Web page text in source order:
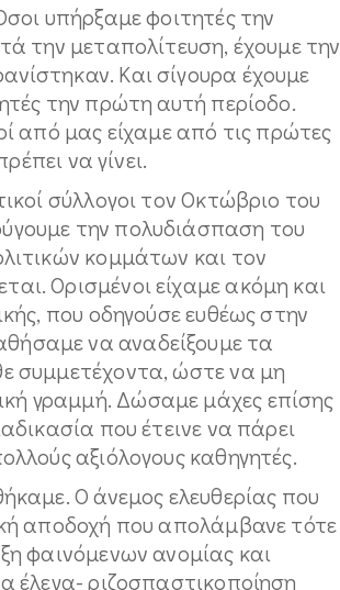
υπήρξαμε φοιτητές την
την μεταπολίτευση, έχουμε την
Και σίγουρα έχουμε
την πρώτη αυτή περίοδο.
από μας είχαμε από τις πρώτες
να γίνει.
σύλλογοι τον Οκτώβριο του
την πολυδιάσπαση του
κομμάτων και τον
Ορισμένοι είχαμε ακόμη και
που οδηγούσε ευθέως στην
να αναδείξουμε τα
συμμετέχοντα, ώστε να μη
γραμμή. Δώσαμε μάχες επίσης
που έτεινε να πάρει
αξιόλογους καθηγητές.
Ο άνεμος ελευθερίας που
αποδοχή που απολάμβανε τότε
φαινόμενων ανομίας και
έλεγα- ριζοσπαστικοποίηση